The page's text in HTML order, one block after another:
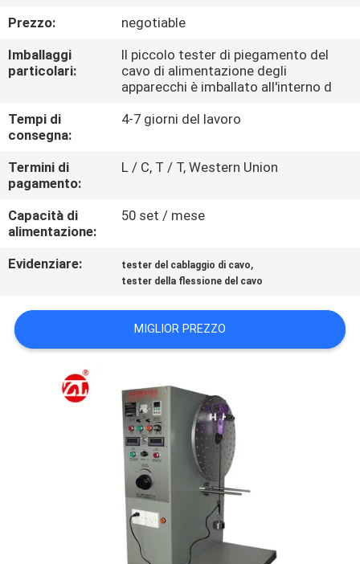
CONTROLLO
DI
QUALITÀ
CONTATTICI
NOTIZIE
RICHIEDA
UNA
VR
Prezzo:
negotiable
Imballaggi
particolari:
Il piccolo tester di piegamento del
cavo di alimentazione degli
apparecchi è imballato all'interno d
Tempi di
consegna:
4-7 giorni del lavoro
Termini di
pagamento:
L / C, T / T, Western Union
Capacità di
alimentazione:
50 set / mese
Evidenziare: tester del cablaggio di cavo,
tester della flessione del cavo
MIGLIOR PREZZO